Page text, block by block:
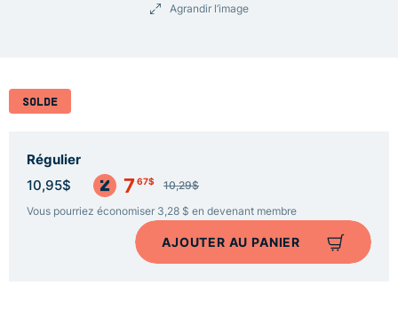
Agrandir l’image
SOLDE
Régulier
10,95$ 7 67$
10,29$
Vous pourriez économiser 3,28 $ en devenant membre
AJOUTER AU PANIER